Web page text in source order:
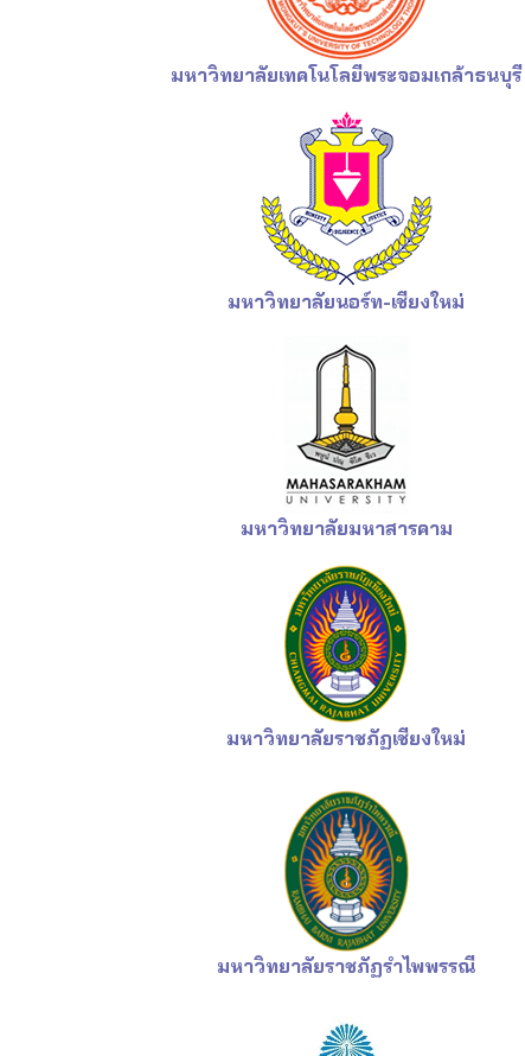
มหาวิทยาลัยเทคโนโลยีพระจอมเกล้าธนบุรี
มหาวิทยาลัยนอร์ท-เชียงใหม่
มหาวิทยาลัยมหาสารคาม
มหาวิทยาลัยราชภัฏเชียงใหม่
มหาวิทยาลัยราชภัฏรำไพพรรณี